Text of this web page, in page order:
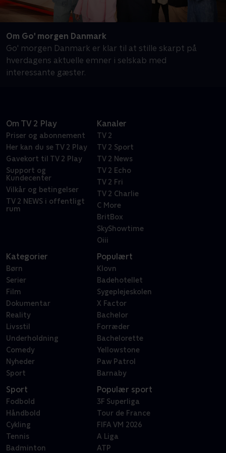
Om Go' morgen Danmark
Go' morgen Danmark er klar til at stille skarpt på
hverdagens aktuelle emner i selskab med
interessante gæster.
Om TV 2 Play
Priser og abonnement
Her kan du se TV 2 Play
Gavekort til TV 2 Play
Support og
Kundecenter
Vilkår og betingelser
TV 2 NEWS i offentligt
rum
Kanaler
TV 2
TV 2 Sport
TV 2 News
TV 2 Echo
TV 2 Fri
TV 2 Charlie
C More
BritBox
SkyShowtime
Oiii
Kategorier
Børn
Serier
Film
Dokumentar
Reality
Livsstil
Underholdning
Comedy
Nyheder
Sport
Populært
Klovn
Badehotellet
Sygeplejeskolen
X Factor
Bachelor
Forræder
Bachelorette
Yellowstone
Paw Patrol
Barnaby
Sport
Fodbold
Håndbold
Cykling
Tennis
Badminton
Populær sport
3F Superliga
Tour de France
FIFA VM 2026
A Liga
ATP